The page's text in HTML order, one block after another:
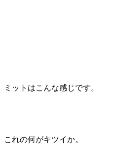
ミットはこんな感じです。
これの何がキツイか。